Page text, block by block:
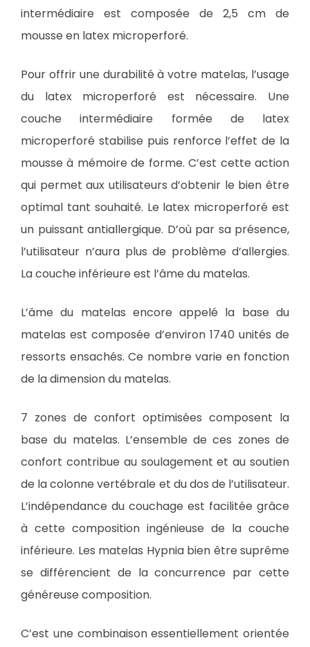
intermédiaire est composée de 2,5 cm de
mousse en latex microperforé.
Pour offrir une durabilité à votre matelas, l’usage
du latex microperforé est nécessaire. Une
couche intermédiaire formée de latex
microperforé stabilise puis renforce l’effet de la
mousse à mémoire de forme. C’est cette action
qui permet aux utilisateurs d’obtenir le bien être
optimal tant souhaité. Le latex microperforé est
un puissant antiallergique. D’où par sa présence,
l’utilisateur n’aura plus de problème d’allergies.
La couche inférieure est l’âme du matelas.
L’âme du matelas encore appelé la base du
matelas est composée d’environ 1740 unités de
ressorts ensachés. Ce nombre varie en fonction
de la dimension du matelas.
7 zones de confort optimisées composent la
base du matelas. L’ensemble de ces zones de
confort contribue au soulagement et au soutien
de la colonne vertébrale et du dos de l’utilisateur.
L’indépendance du couchage est facilitée grâce
à cette composition ingénieuse de la couche
inférieure. Les matelas Hypnia bien être suprême
se différencient de la concurrence par cette
généreuse composition.
C’est une combinaison essentiellement orientée